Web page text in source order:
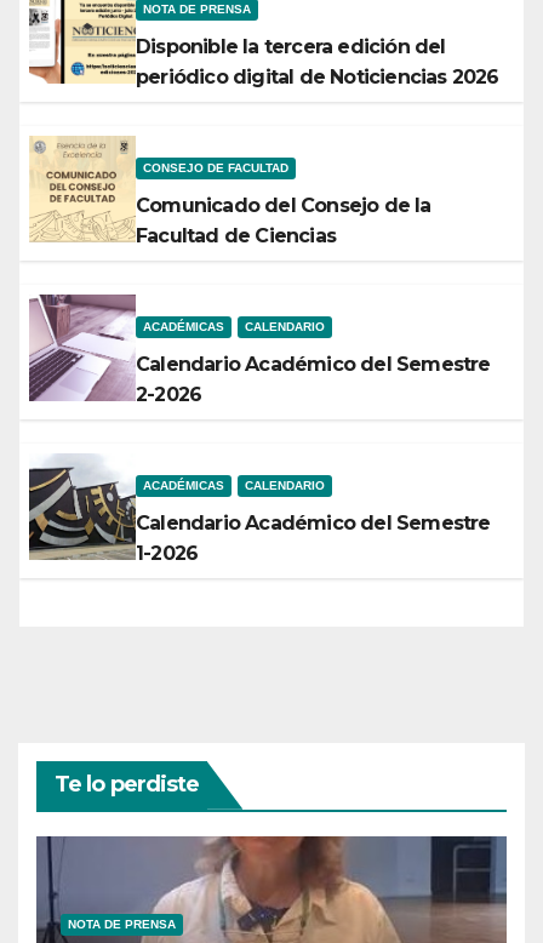
NOTA DE PRENSA
Disponible la tercera edición del
periódico digital de Noticiencias 2026
CONSEJO DE FACULTAD
Comunicado del Consejo de la
Facultad de Ciencias
ACADÉMICAS CALENDARIO
Calendario Académico del Semestre
2-2026
ACADÉMICAS CALENDARIO
Calendario Académico del Semestre
1-2026
Te lo perdiste
NOTA DE PRENSA